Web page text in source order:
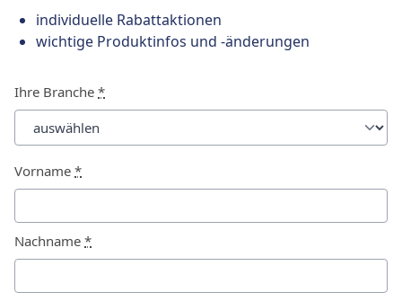
individuelle Rabattaktionen
wichtige Produktinfos und -änderungen
Ihre Branche *
Vorname *
Nachname *